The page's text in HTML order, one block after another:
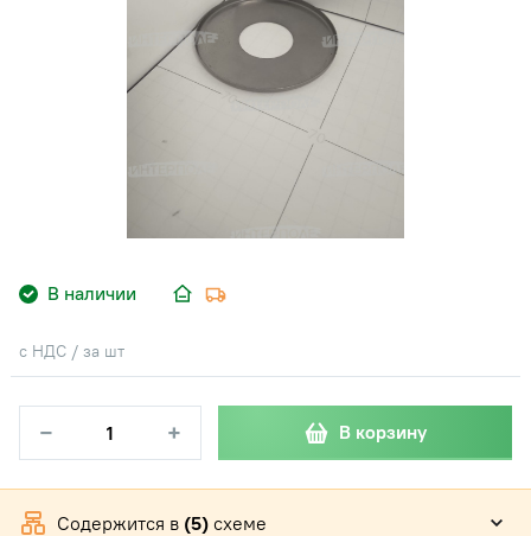
В наличии
с НДС / за шт
− + В корзину
Содержится в (5) схеме